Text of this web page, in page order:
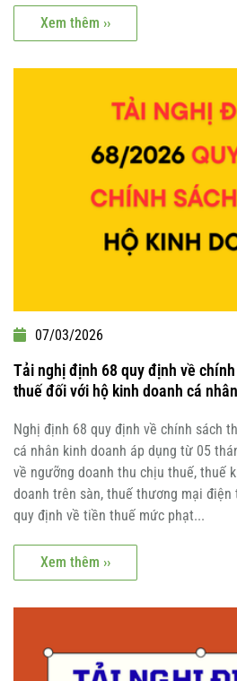
Xem thêm ››
07/03/2026
Tải nghị định 68 quy định về
thuế đối với hộ kinh doanh cá
Nghị định 68 quy định về chính sách
cá nhân kinh doanh áp dụng từ 05
về ngưỡng doanh thu chịu thuế, thuế
doanh trên sàn, thuế thương mại điện
quy định về tiền thuế mức phạt...
Xem thêm ››